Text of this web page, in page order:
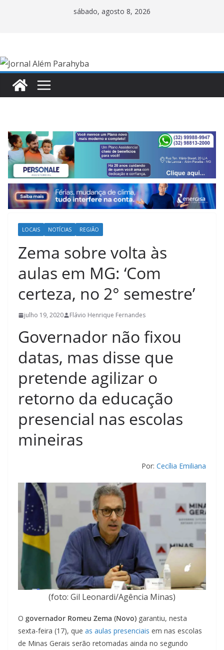
sábado, agosto 8, 2026
LOCAIS NOTÍCIAS REGIÃO
Zema sobre volta às
aulas em MG: ‘Com
certeza, no 2° semestre’
julho 19, 2020 Flávio Henrique Fernandes
Governador não fixou
datas, mas disse que
pretende agilizar o
retorno da educação
presencial nas escolas
mineiras
Por: Cecília Emiliana
(foto: Gil Leonardi/Agência Minas)
O governador Romeu Zema (Novo) garantiu, nesta
sexta-feira (17), que as aulas presenciais em nas escolas
de Minas Gerais serão retomadas ainda no segundo